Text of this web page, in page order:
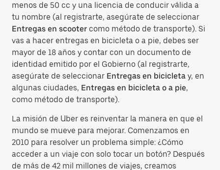
menos de 50 cc y una licencia de conducir válida a
tu nombre (al registrarte, asegúrate de seleccionar
Entregas en scooter como método de transporte). Si
vas a hacer entregas en bicicleta o a pie, debes ser
mayor de 18 años y contar con un documento de
identidad emitido por el Gobierno (al registrarte,
asegúrate de seleccionar Entregas en bicicleta y, en
algunas ciudades, Entregas en bicicleta o a pie,
como método de transporte).
La misión de Uber es reinventar la manera en que el
mundo se mueve para mejorar. Comenzamos en
2010 para resolver un problema simple: ¿Cómo
acceder a un viaje con solo tocar un botón? Después
de más de 42 mil millones de viajes, creamos